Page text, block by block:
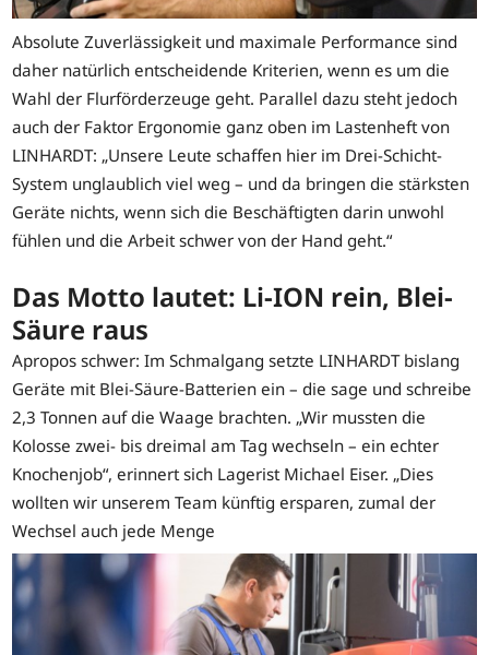
Absolute Zuverlässigkeit und maximale Performance sind
daher natürlich entscheidende Kriterien, wenn es um die
Wahl der Flurförderzeuge geht. Parallel dazu steht jedoch
auch der Faktor Ergonomie ganz oben im Lastenheft von
LINHARDT: „Unsere Leute schaffen hier im Drei-Schicht-
System unglaublich viel weg – und da bringen die stärksten
Geräte nichts, wenn sich die Beschäftigten darin unwohl
fühlen und die Arbeit schwer von der Hand geht.“
Das Motto lautet: Li-ION rein, Blei-
Säure raus
Apropos schwer: Im Schmalgang setzte LINHARDT bislang
Geräte mit Blei-Säure-Batterien ein – die sage und schreibe
2,3 Tonnen auf die Waage brachten. „Wir mussten die
Kolosse zwei- bis dreimal am Tag wechseln – ein echter
Knochenjob“, erinnert sich Lagerist Michael Eiser. „Dies
wollten wir unserem Team künftig ersparen, zumal der
Wechsel auch jede Menge